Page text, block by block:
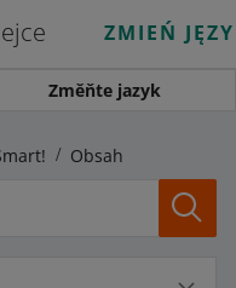
ZMIEŃ
Změňte jazyk
Obsah